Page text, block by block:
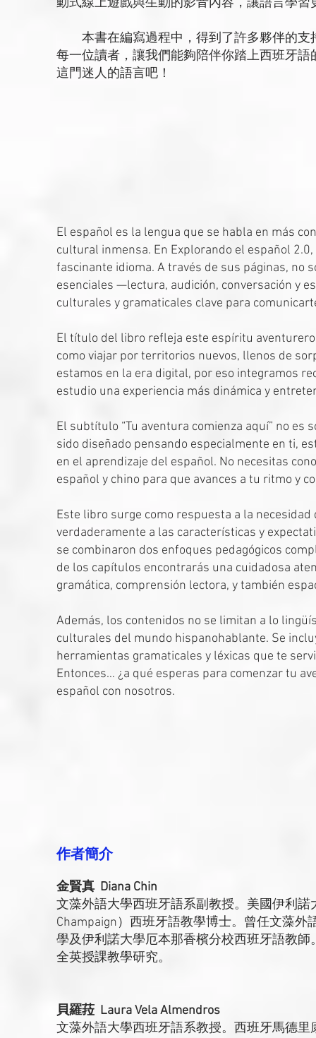
動式線上遊戲與生動的影音內容，讓語言學
本書在編寫過程中，得到了許多夥伴的支
每一位讀者，讓我們能夠陪伴你踏上西班牙
這門迷人的語言吧！
El español es la lengua que se habla en más
cultural inmensa. En Explorando el español
fascinante idioma. A través de sus páginas,
esenciales —lectura, audición, conversación y
culturales y gramaticales clave para
El título del libro refleja este espíritu
como viajar por territorios nuevos, llenos de
estamos en la era digital, por eso integramos
estudio una experiencia más dinámica y
El subtítulo “Tu aventura comienza aquí” no
sido diseñado pensando especialmente en ti,
en el aprendizaje del español. No necesitas
español y chino para que avances a tu ritmo y
Este libro surge como respuesta a la
verdaderamente a las características y
se combinaron dos enfoques pedagógicos
de los capítulos encontrarás una cuidadosa
gramática, comprensión lectora, y también
Además, los contenidos no se limitan a lo
culturales del mundo hispanohablante. Se
herramientas gramaticales y léxicas que te
Entonces… ¿a qué esperas para comenzar tu
español con nosotros.
作者簡介
金賢真 Diana Chin
文藻外語大學西班牙語系副教授。美國伊利諾
Champaign）西班牙語教學博士。曾任文藻
學及伊利諾大學厄本那香檳分校西班牙語教
全英授課教學研究。
貝羅菈 Laura Vela Almendros
文藻外語大學西班牙語系教授。西班牙馬德里